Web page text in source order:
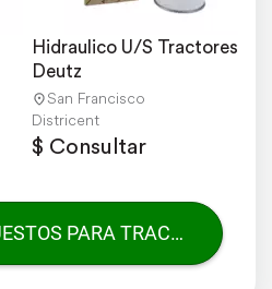
Hidraulico U/S Tractores
Deutz
San Francisco
Districent
$ Consultar
VER MÁS REPUESTOS PARA TRACTORES